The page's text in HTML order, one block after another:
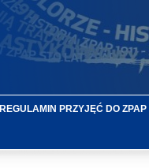
REGULAMIN PRZYJĘĆ DO ZPAP